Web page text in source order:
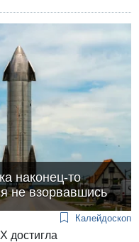
наконец-то
не взорвавшись
Калейдоскоп
достигла